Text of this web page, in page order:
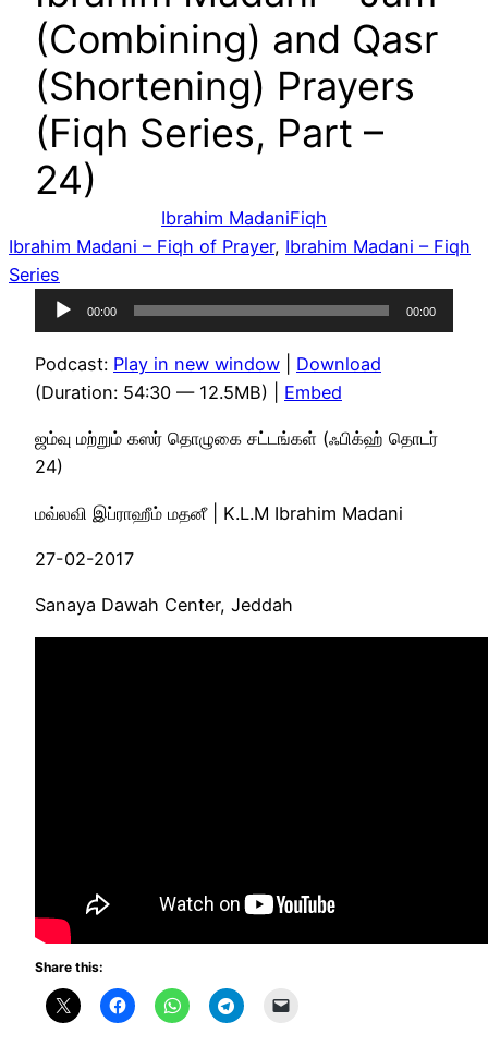
(Combining) and Qasr
(Shortening) Prayers
(Fiqh Series, Part –
24)
Ibrahim MadaniFiqh
Ibrahim Madani – Fiqh of Prayer, Ibrahim Madani – Fiqh
Series
Audio
Player
00:00 00:00
Podcast: Play in new window
Download
(Duration: 54:30 — 12.5MB) | Embed
ஜம்வு மற்றும் கஸர் தொழுகை சட்டங்கள் (ஃபிக்ஹ் தொடர்
24)
மவ்லவி இப்ராஹீம் மதனீ | K.L.M Ibrahim Madani
27-02-2017
Sanaya Dawah Center, Jeddah
Share this: